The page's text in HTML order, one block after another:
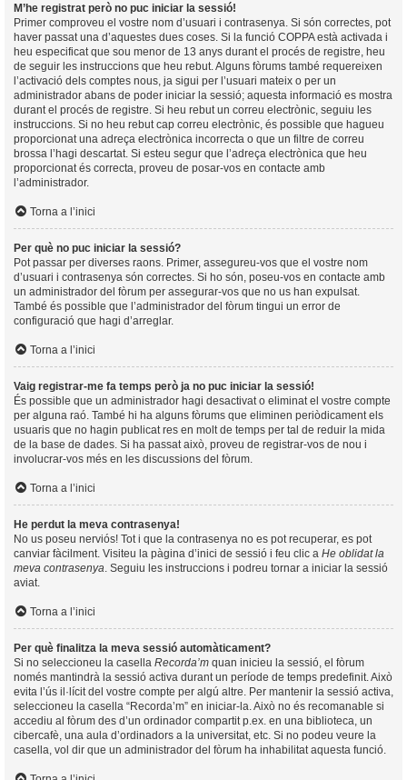
M’he registrat però no puc iniciar la sessió!
Primer comproveu el vostre nom d’usuari i contrasenya. Si són correctes, pot
haver passat una d’aquestes dues coses. Si la funció COPPA està activada i
heu especificat que sou menor de 13 anys durant el procés de registre, heu
de seguir les instruccions que heu rebut. Alguns fòrums també requereixen
l’activació dels comptes nous, ja sigui per l’usuari mateix o per un
administrador abans de poder iniciar la sessió; aquesta informació es mostra
durant el procés de registre. Si heu rebut un correu electrònic, seguiu les
instruccions. Si no heu rebut cap correu electrònic, és possible que hagueu
proporcionat una adreça electrònica incorrecta o que un filtre de correu
brossa l’hagi descartat. Si esteu segur que l’adreça electrònica que heu
proporcionat és correcta, proveu de posar-vos en contacte amb
l’administrador.
Torna a l’inici
Per què no puc iniciar la sessió?
Pot passar per diverses raons. Primer, assegureu-vos que el vostre nom
d’usuari i contrasenya són correctes. Si ho són, poseu-vos en contacte amb
un administrador del fòrum per assegurar-vos que no us han expulsat.
També és possible que l’administrador del fòrum tingui un error de
configuració que hagi d’arreglar.
Torna a l’inici
Vaig registrar-me fa temps però ja no puc iniciar la sessió!
És possible que un administrador hagi desactivat o eliminat el vostre compte
per alguna raó. També hi ha alguns fòrums que eliminen periòdicament els
usuaris que no hagin publicat res en molt de temps per tal de reduir la mida
de la base de dades. Si ha passat això, proveu de registrar-vos de nou i
involucrar-vos més en les discussions del fòrum.
Torna a l’inici
He perdut la meva contrasenya!
No us poseu nerviós! Tot i que la contrasenya no es pot recuperar, es pot
canviar fàcilment. Visiteu la pàgina d’inici de sessió i feu clic a He oblidat la
meva contrasenya . Seguiu les instruccions i podreu tornar a iniciar la sessió
aviat.
Torna a l’inici
Per què finalitza la meva sessió automàticament?
Si no seleccioneu la casella Recorda’m quan inicieu la sessió, el fòrum
només mantindrà la sessió activa durant un període de temps predefinit. Això
evita l’ús il·lícit del vostre compte per algú altre. Per mantenir la sessió activa,
seleccioneu la casella “Recorda’m” en iniciar-la. Això no és recomanable si
accediu al fòrum des d’un ordinador compartit p.ex. en una biblioteca, un
cibercafè, una aula d’ordinadors a la universitat, etc. Si no podeu veure la
casella, vol dir que un administrador del fòrum ha inhabilitat aquesta funció.